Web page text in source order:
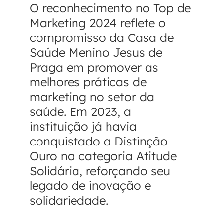
O reconhecimento no Top de
Marketing 2024 reflete o
compromisso da Casa de
Saúde Menino Jesus de
Praga em promover as
melhores práticas de
marketing no setor da
saúde. Em 2023, a
instituição já havia
conquistado a Distinção
Ouro na categoria Atitude
Solidária, reforçando seu
legado de inovação e
solidariedade.